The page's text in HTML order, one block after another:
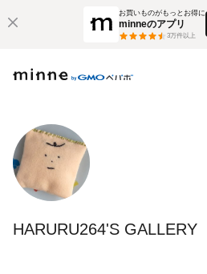
お買いものがもっとお得に
minneのアプリ
3万件以上
HARURU264'S GALLERY